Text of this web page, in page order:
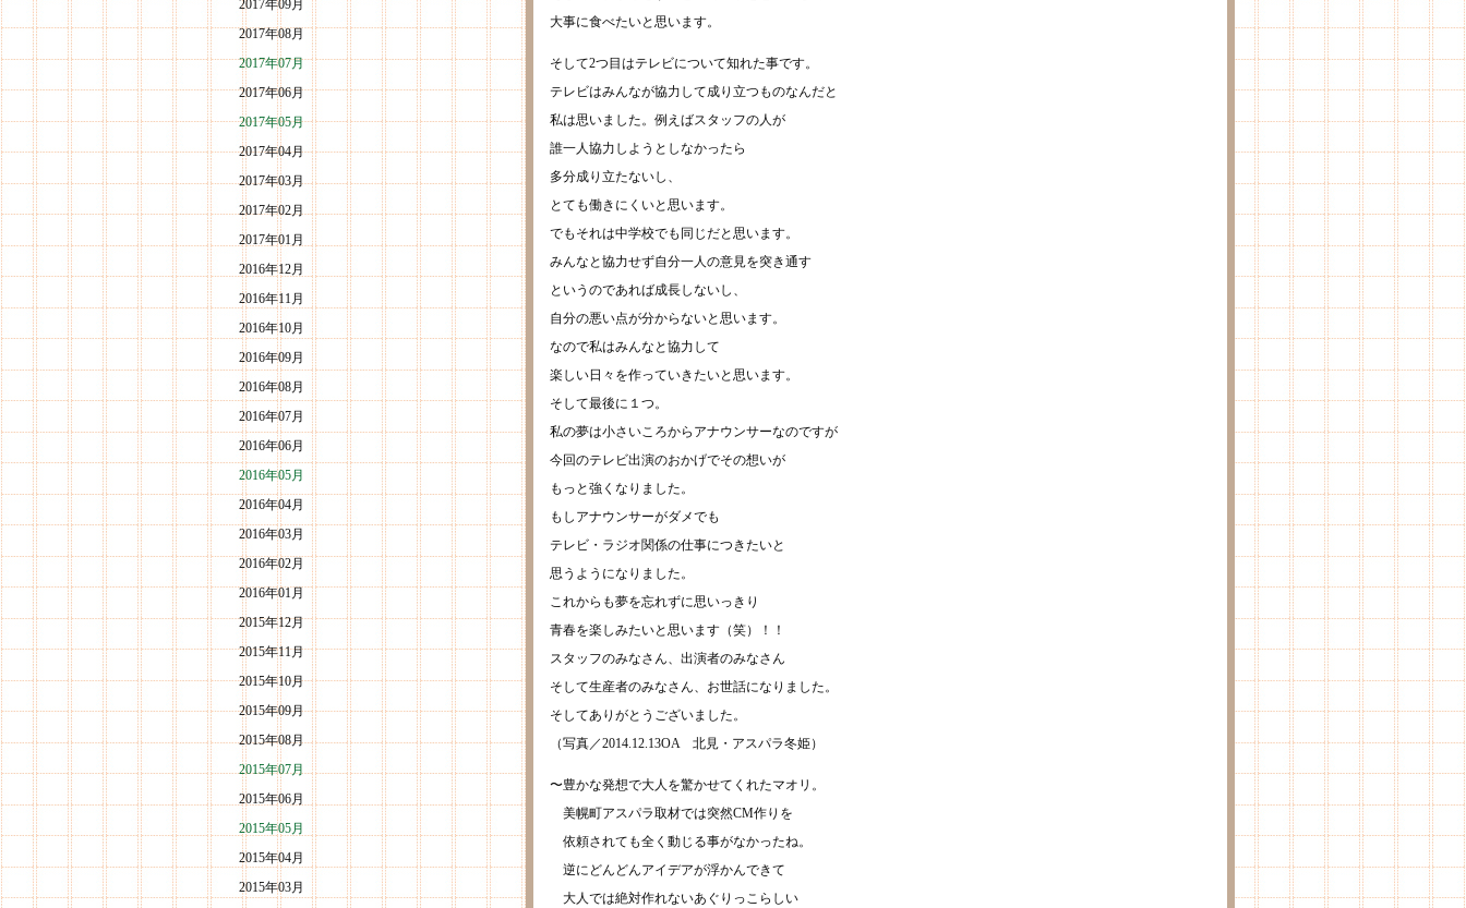
2017年09月
2017年08月
2017年07月
2017年06月
2017年05月
2017年04月
2017年03月
2017年02月
2017年01月
2016年12月
2016年11月
2016年10月
2016年09月
2016年08月
2016年07月
2016年06月
2016年05月
2016年04月
2016年03月
2016年02月
2016年01月
2015年12月
2015年11月
2015年10月
2015年09月
2015年08月
2015年07月
2015年06月
2015年05月
2015年04月
2015年03月
大事に食べたいと思います。
そして2つ目はテレビについて知れた事です。
テレビはみんなが協力して成り立つものなんだと
私は思いました。例えばスタッフの人が
誰一人協力しようとしなかったら
多分成り立たないし、
とても働きにくいと思います。
でもそれは中学校でも同じだと思います。
みんなと協力せず自分一人の意見を突き通す
というのであれば成長しないし、
自分の悪い点が分からないと思います。
なので私はみんなと協力して
楽しい日々を作っていきたいと思います。
そして最後に１つ。
私の夢は小さいころからアナウンサーなのですが
今回のテレビ出演のおかげでその想いが
もっと強くなりました。
もしアナウンサーがダメでも
テレビ・ラジオ関係の仕事につきたいと
思うようになりました。
これからも夢を忘れずに思いっきり
青春を楽しみたいと思います（笑）！！
スタッフのみなさん、出演者のみなさん
そして生産者のみなさん、お世話になりました。
そしてありがとうございました。
（写真／2014.12.13OA 北見・アスパラ冬姫）
〜豊かな発想で大人を驚かせてくれたマオリ。
美幌町アスパラ取材では突然CM作りを
依頼されても全く動じる事がなかったね。
逆にどんどんアイデアが浮かんできて
大人では絶対作れないあぐりっこらしい